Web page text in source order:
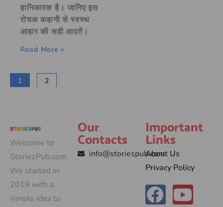
हानिकारक है। जानिए इस
रोचक कहानी से स्वस्थ
आहार की सही आदतें।
Read More »
1 2
Welcome to
StoriesPub.com
We started in
2019 with a
simple idea to
Our
Contacts
info@storiespub.com
Important
Links
About Us
Privacy Policy